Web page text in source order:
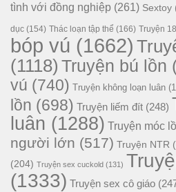
tình với đồng nghiệp (261) Sextoy
dục (154) Thác loạn tập thể (166) Truyện
bóp vú (1662)
(1118) Truyện bú lồn
vú (740) Truyện không loạn luân
lồn (698) Truyện liếm đít (248)
luân (1288) Truyện móc
người lớn (517) Truyện NTR
(204) Truyện sex cuckold (131)
(1333) Truyện sex cô giáo